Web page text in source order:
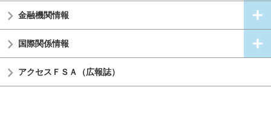
金融機関情報
国際関係情報
アクセスＦＳＡ（広報誌）